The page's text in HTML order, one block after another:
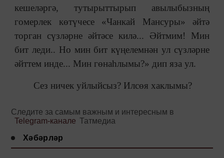
кешеләргә, тутырыттырып авылыбызның
гомерлек көтүчесе «Чанкай Мансуры» әйтә
торган сүзләрне әйтәсе килә... Әйтмим! Мин
бит леди.. Но мин бит күңелемнән ул сүзләрне
әйттем инде... Мин гөнаһлымы?» дип яза ул.
Сез ничек уйлыйсыз? Илсөя хаклымы?
Следите за самым важным и интересным в
Telegram-канале Татмедиа
Хәбәрләр